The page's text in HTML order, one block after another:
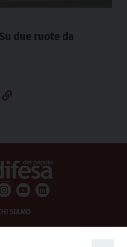
due ruote da
SIAMO